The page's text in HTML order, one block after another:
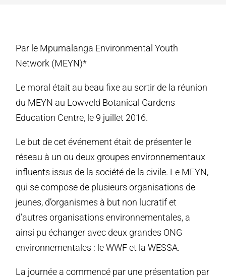
Par le Mpumalanga Environmental Youth
Network (MEYN)*
Le moral était au beau fixe au sortir de la réunion
du MEYN au Lowveld Botanical Gardens
Education Centre, le 9 juillet 2016.
Le but de cet événement était de présenter le
réseau à un ou deux groupes environnementaux
influents issus de la société de la civile. Le MEYN,
qui se compose de plusieurs organisations de
jeunes, d’organismes à but non lucratif et
d’autres organisations environnementales, a
ainsi pu échanger avec deux grandes ONG
environnementales : le WWF et la WESSA.
La journée a commencé par une présentation par